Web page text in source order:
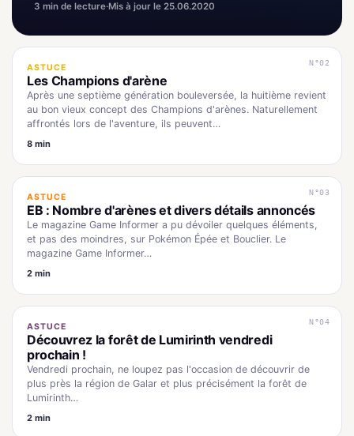
3 min de lecture·Mis à jour le 25.06.2020
N°02
ASTUCE
Les Champions d'arène
Après une septième génération bouleversée, la huitième revient
au bon vieux concept des Champions d'arènes. Naturellement
affrontés lors de l'aventure, ils peuvent…
8 min
N°03
ASTUCE
EB : Nombre d'arènes et divers détails annoncés
Le magazine Game Informer a pu dévoiler quelques éléments,
et pas des moindres, sur Pokémon Épée et Bouclier. Le
magazine Game Informer…
2 min
N°04
ASTUCE
Découvrez la forêt de Lumirinth vendredi
prochain !
Vendredi prochain, ne loupez pas l'occasion de découvrir de
plus près la région de Galar et plus précisément la forêt de
Lumirinth…
2 min